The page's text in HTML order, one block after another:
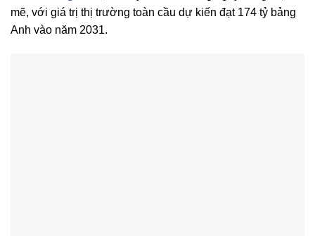
mẽ, với giá trị thị trường toàn cầu dự kiến đạt 174 tỷ bảng
Anh vào năm 2031.